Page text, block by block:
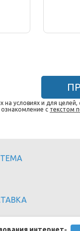
условиях и для
с текстом